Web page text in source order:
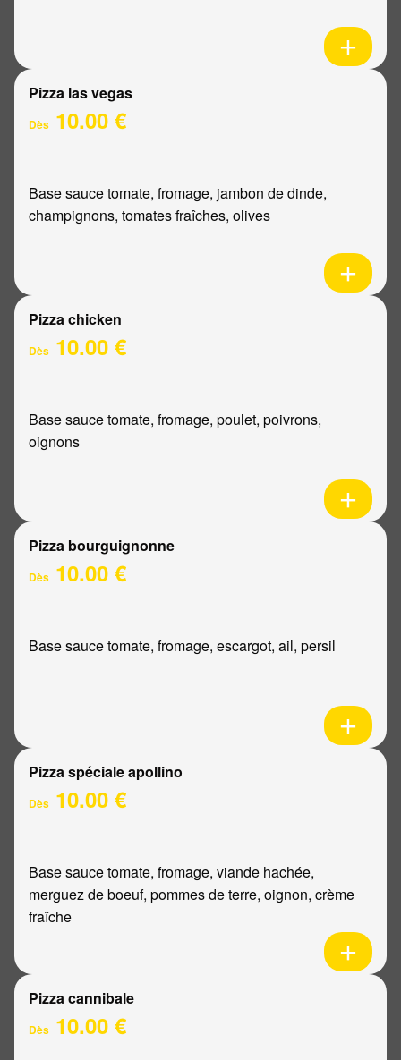
Pizza las vegas
Dès 10.00 €
Base sauce tomate, fromage, jambon de dinde,
champignons, tomates fraîches, olives
Pizza chicken
Dès 10.00 €
Base sauce tomate, fromage, poulet, poivrons,
oignons
Pizza bourguignonne
Dès 10.00 €
Base sauce tomate, fromage, escargot, ail, persil
Pizza spéciale apollino
Dès 10.00 €
Base sauce tomate, fromage, viande hachée,
merguez de boeuf, pommes de terre, oignon, crème
fraîche
Pizza cannibale
Dès 10.00 €